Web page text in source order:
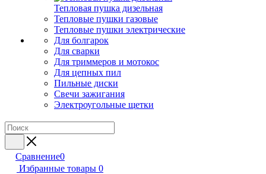
Тепловая пушка дизельная
Тепловые пушки газовые
Тепловые пушки электрические
Для болгарок
Для сварки
Для триммеров и мотокос
Для цепных пил
Пильные диски
Свечи зажигания
Электроугольные щетки
Сравнение0
Избранные товары 0